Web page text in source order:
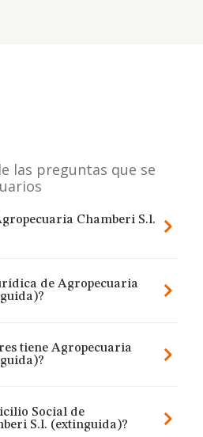
las preguntas que se
Chamberi S.l.
de Agropecuaria
tiene Agropecuaria
Social de
S.l. (extinguida)?